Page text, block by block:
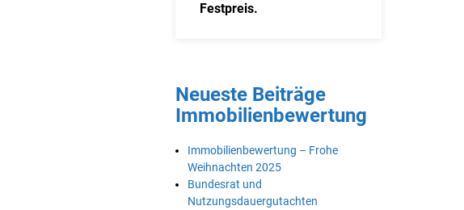
Festpreis.
Neueste Beiträge
Immobilienbewertung
Immobilienbewertung – Frohe
Weihnachten 2025
Bundesrat und
Nutzungsdauergutachten